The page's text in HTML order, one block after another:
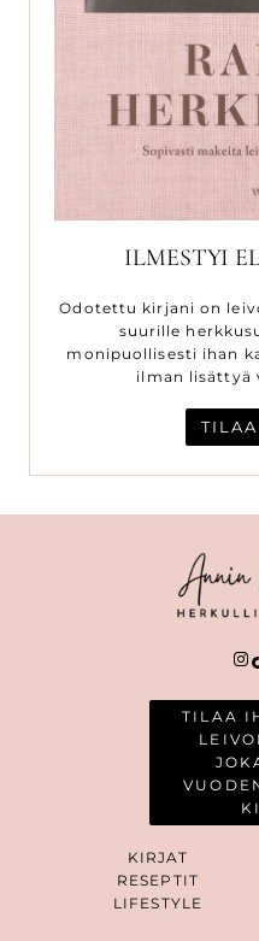
ILMESTYI
Odotettu kirjani on
suurille
monipuollisesti ihan
ilman lisättyä
TILAA
KIRJAT
RESEPTIT
LIFESTYLE